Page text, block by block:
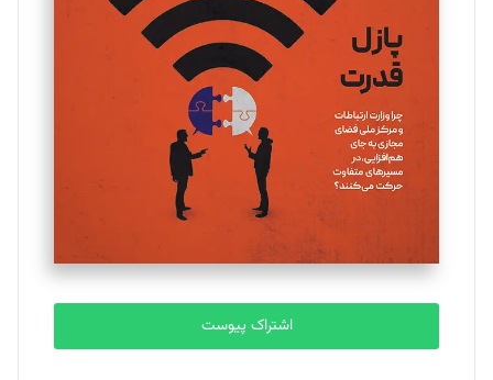
یسنا امان‌پور
تحریریه
ملینا جعفری
تحریریه
مصطفی مسجدی آرانی
تحریریه
بابک نقاش
اشتراک پیوست